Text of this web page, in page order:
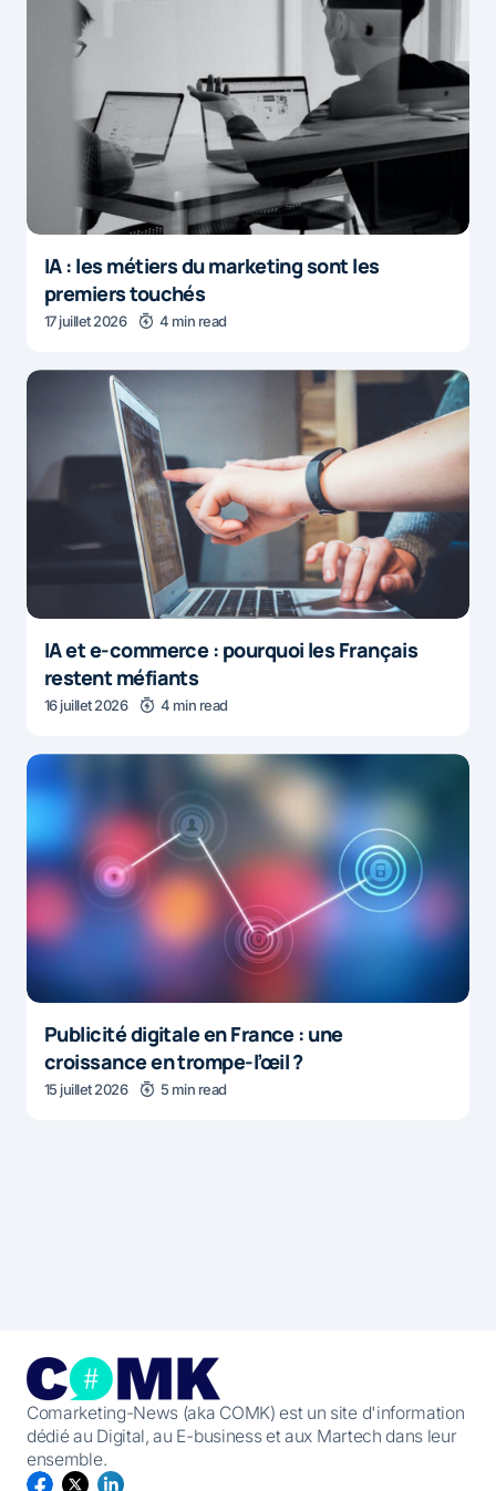
IA : les métiers du marketing sont les
premiers touchés
17 juillet 2026 4 min read
IA et e-commerce : pourquoi les Français
restent méfiants
16 juillet 2026 4 min read
Publicité digitale en France : une
croissance en trompe-l’œil ?
15 juillet 2026 5 min read
Comarketing-News (aka COMK) est un site d'information
dédié au Digital, au E-business et aux Martech dans leur
ensemble.